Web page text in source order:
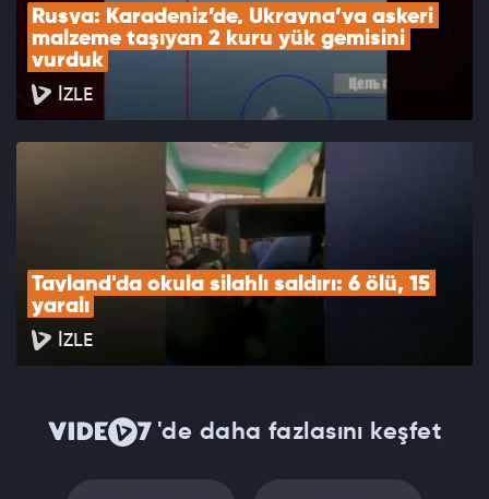
Rusya: Karadeniz’de, Ukrayna’ya askeri
malzeme taşıyan 2 kuru yük gemisini
vurduk
İZLE
Tayland'da okula silahlı saldırı: 6 ölü, 15
yaralı
İZLE
'de daha fazlasını keşfet